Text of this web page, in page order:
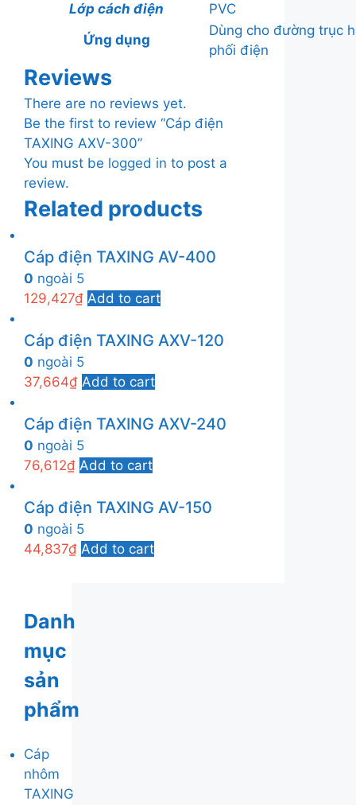
Lớp cách điện
PVC
Ứng dụng
Dùng cho đường trục
phối điện
Reviews
There are no reviews yet.
Be the first to review “Cáp điện
TAXING AXV-300”
You must be logged in to post a
review.
Related products
Cáp điện TAXING AV-400
0 ngoài 5
129,427₫ Add to cart
Cáp điện TAXING AXV-120
0 ngoài 5
37,664₫ Add to cart
Cáp điện TAXING AXV-240
0 ngoài 5
76,612₫ Add to cart
Cáp điện TAXING AV-150
0 ngoài 5
44,837₫ Add to cart
Danh
mục
sản
phẩm
Cáp
nhôm
TAXING